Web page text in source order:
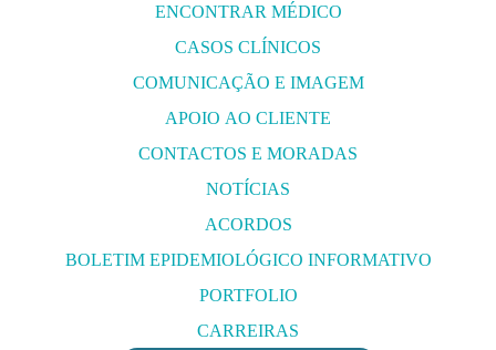
ENCONTRAR MÉDICO
CASOS CLÍNICOS
COMUNICAÇÃO E IMAGEM
APOIO AO CLIENTE
CONTACTOS E MORADAS
NOTÍCIAS
ACORDOS
BOLETIM EPIDEMIOLÓGICO INFORMATIVO
PORTFOLIO
CARREIRAS